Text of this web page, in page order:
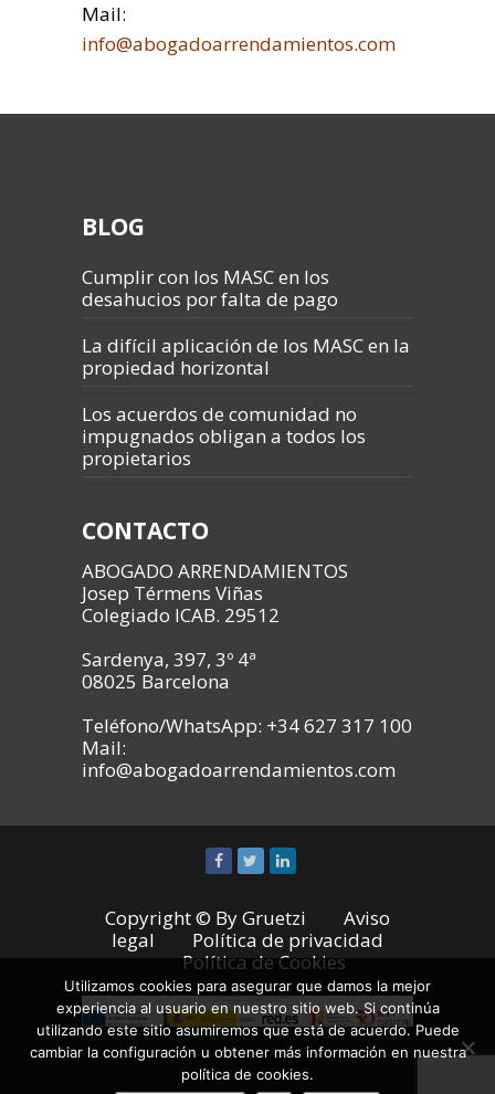
Mail:
info@abogadoarrendamientos.com
BLOG
Cumplir con los MASC en los
desahucios por falta de pago
La difícil aplicación de los MASC en la
propiedad horizontal
Los acuerdos de comunidad no
impugnados obligan a todos los
propietarios
CONTACTO
ABOGADO ARRENDAMIENTOS
Josep Térmens Viñas
Colegiado ICAB. 29512
Sardenya, 397, 3º 4ª
08025 Barcelona
Teléfono/WhatsApp: +34 627 317 100
Mail:
info@abogadoarrendamientos.com
Copyright © ByGruetzi
Aviso
legal
Política de privacidad
Política de Cookies
Utilizamos cookies para asegurar que damos la mejor
experiencia al usuario en nuestro sitio web. Si continúa
utilizando este sitio asumiremos que está de acuerdo. Puede
cambiar la configuración u obtener más información en nuestra
política de cookies.